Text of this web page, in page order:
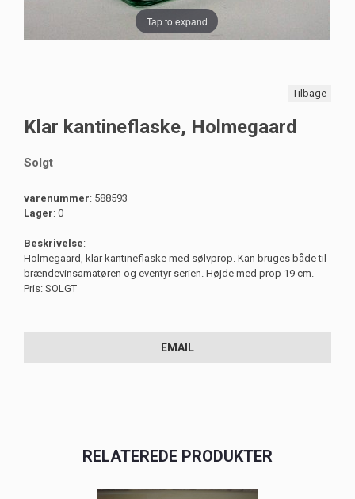
Tap to expand
Tilbage
Klar kantineflaske, Holmegaard
Solgt
varenummer: 588593
Lager: 0
Beskrivelse:
Holmegaard, klar kantineflaske med sølvprop. Kan bruges både til
brændevinsamatøren og eventyr serien. Højde med prop 19 cm.
Pris: SOLGT
EMAIL
RELATEREDE PRODUKTER